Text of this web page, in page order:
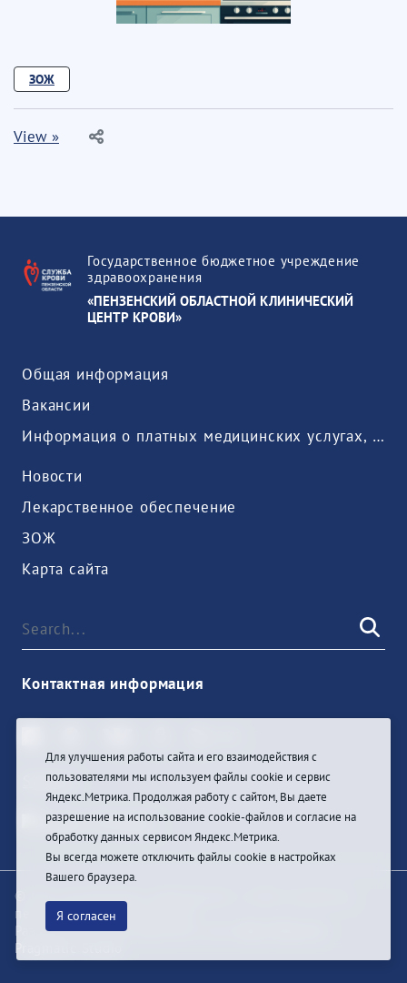
ЗОЖ
View »
Государственное бюджетное учреждение
здравоохранения
«ПЕНЗЕНСКИЙ ОБЛАСТНОЙ КЛИНИЧЕСКИЙ
ЦЕНТР КРОВИ»
Общая информация
Вакансии
Информация о платных медицинских услугах, предоставляемых медицинской организацией
Новости
Лекарственное обеспечение
ЗОЖ
Карта сайта
Контактная информация
Sign In
© При цитировании информации с сайта ссылка на
первоисточник обязательна
Разработка и техподдержка сайта
Pragmatic Studio
Для улучшения работы сайта и его взаимодействия с
пользователями мы используем файлы cookie и сервис
Яндекс.Метрика. Продолжая работу с сайтом, Вы даете
разрешение на использование cookie-файлов и согласие на
обработку данных сервисом Яндекс.Метрика.
Вы всегда можете отключить файлы cookie в настройках
Вашего браузера.
Я согласен